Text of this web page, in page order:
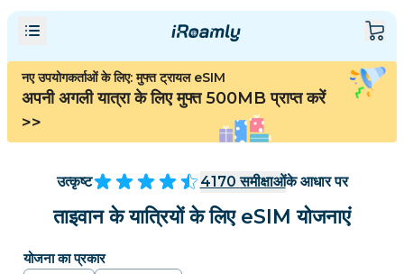
नए उपयोगकर्ताओं के लिए: मुफ्त ट्रायल eSIM
अपनी अगली यात्रा के लिए मुफ्त 500MB प्राप्त करें
>>
उत्कृष्ट 4170 समीक्षाओंके आधार पर
ताइवान के यात्रियों के लिए eSIM योजनाएं
योजना का प्रकार